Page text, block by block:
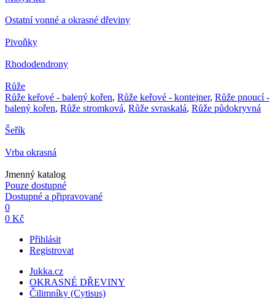
Ostatní vonné a okrasné dřeviny
Pivoňky
Rhododendrony
Růže
Růže keřové - balený kořen, Růže keřové - kontejner, Růže pnoucí -
balený kořen, Růže stromková, Růže svraskalá, Růže půdokryvná
Šeřík
Vrba okrasná
Jmenný katalog
Pouze dostupné
Dostupné a připravované
0
0 Kč
Přihlásit
Registrovat
Jukka.cz
OKRASNÉ DŘEVINY
Čilimníky (Cytisus)